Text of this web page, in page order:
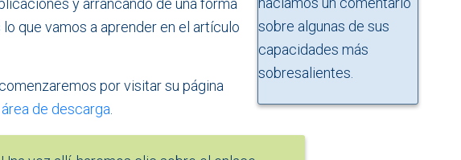
sobre algunas de sus
capacidades más
sobresalientes.
y arrancando de una forma
que vamos a aprender en el artículo
por visitar su página
área de descarga